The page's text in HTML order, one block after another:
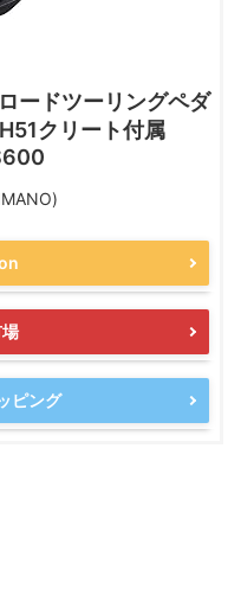
ードツーリングペダ
クリート付属
ピング